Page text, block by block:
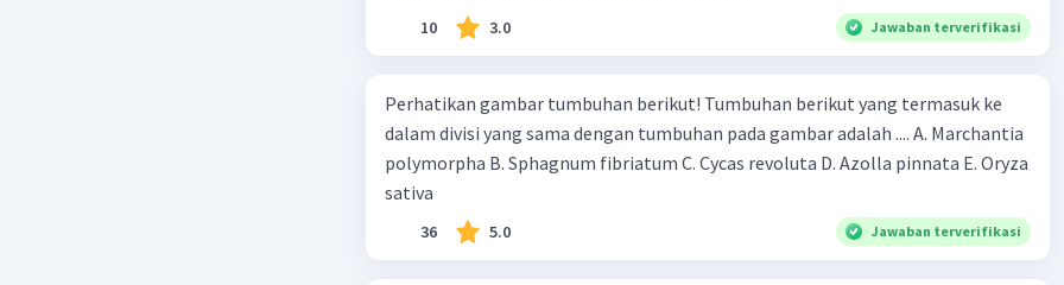
10 3.0 Jawaban terverifikasi
Perhatikan gambar tumbuhan berikut! Tumbuhan berikut yang termasuk ke
dalam divisi yang sama dengan tumbuhan pada gambar adalah .... A. Marchantia
polymorpha B. Sphagnum fibriatum C. Cycas revoluta D. Azolla pinnata E. Oryza
sativa
36 5.0 Jawaban terverifikasi